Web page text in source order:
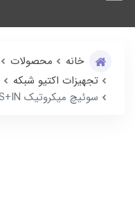
خانه محصولات
تجهیزات اکتیو شبکه
سوئیچ میکروتیک CRS305-1G-4S+IN